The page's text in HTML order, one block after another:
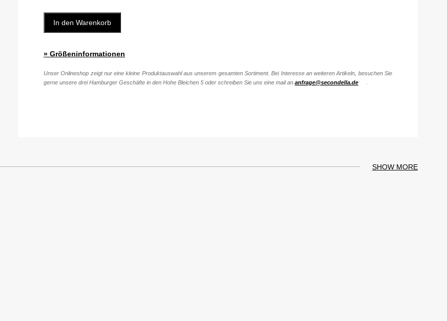
In den Warenkorb
» Größeninformationen
Unser Onlineshop zeigt nur eine kleine Produktauswahl aus unserem gesamten Sortiment. Bei Interesse an weiteren Artikeln, besuchen Sie
gerne unsere drei Hamburger Geschäfte in den Hohe Bleichen 5 oder schreiben Sie uns eine mail an anfrage@secondella.de
SHOW MORE